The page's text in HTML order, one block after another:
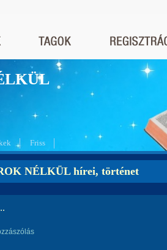
Friss
NÉLKÜL hírei, történet